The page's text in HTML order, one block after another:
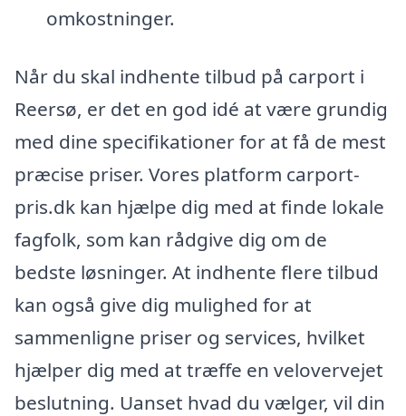
omkostninger.
Når du skal indhente tilbud på carport i
Reersø, er det en god idé at være grundig
med dine specifikationer for at få de mest
præcise priser. Vores platform carport-
pris.dk kan hjælpe dig med at finde lokale
fagfolk, som kan rådgive dig om de
bedste løsninger. At indhente flere tilbud
kan også give dig mulighed for at
sammenligne priser og services, hvilket
hjælper dig med at træffe en velovervejet
beslutning. Uanset hvad du vælger, vil din